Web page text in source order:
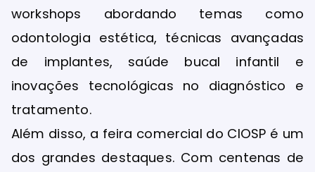
workshops abordando temas como
odontologia estética, técnicas avançadas
de implantes, saúde bucal infantil e
inovações tecnológicas no diagnóstico e
tratamento.
Além disso, a feira comercial do CIOSP é um
dos grandes destaques. Com centenas de